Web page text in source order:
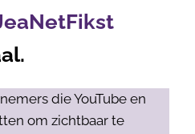
die YouTube en
om zichtbaar te